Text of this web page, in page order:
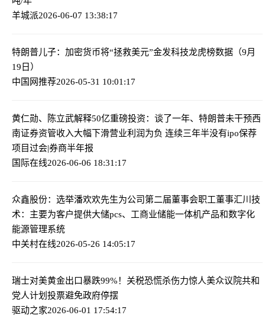
羊城派2026-06-07 13:38:17
特朗普儿子：加密货币将“拯救美元”金发科技龙虎榜数据（9月
19日）
中国网推荐2026-05-31 10:01:17
黄仁勋、陈立武解释50亿重磅投资：谈了一年、特朗普未干预西
南证券资管收入大幅下滑营业利润为负 连续三年半没有ipo保荐
项目过会|券商半年报
国际在线2026-06-06 18:31:17
众鑫股份：选举潘欢欢先生为公司第二届董事会职工董事汇川技
术：主要为客户提供大储pcs、工商业储能一体机产品和数字化
能源管理系统
中关村在线2026-05-26 14:05:17
瑞士对美黄金出口暴跌99%！关税恐慌杀伤力惊人美众议院共和
党人计划投票避免政府停摆
驱动之家2026-06-01 17:54:17